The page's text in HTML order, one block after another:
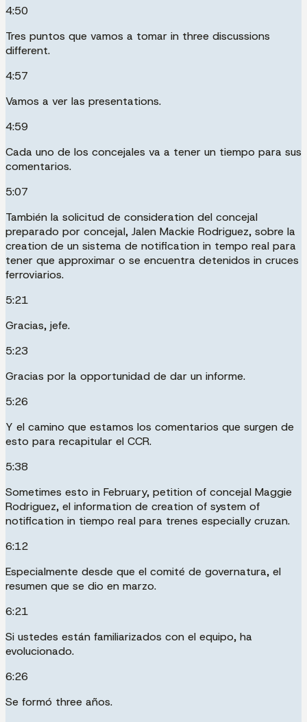
4:50
Tres puntos que vamos a tomar in three discussions
different.
4:57
Vamos a ver las presentations.
4:59
Cada uno de los concejales va a tener un tiempo para sus
comentarios.
5:07
También la solicitud de consideration del concejal
preparado por concejal, Jalen Mackie Rodriguez, sobre la
creation de un sistema de notification in tempo real para
tener que approximar o se encuentra detenidos in cruces
ferroviarios.
5:21
Gracias, jefe.
5:23
Gracias por la opportunidad de dar un informe.
5:26
Y el camino que estamos los comentarios que surgen de
esto para recapitular el CCR.
5:38
Sometimes esto in February, petition of concejal Maggie
Rodriguez, el information de creation of system of
notification in tiempo real para trenes especially cruzan.
6:12
Especialmente desde que el comité de governatura, el
resumen que se dio en marzo.
6:21
Si ustedes están familiarizados con el equipo, ha
evolucionado.
6:26
Se formó three años.